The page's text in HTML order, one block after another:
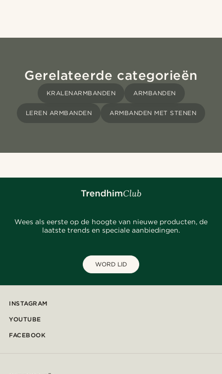
Gerelateerde categorieën
KRALENARMBANDEN ARMBANDEN
LEREN ARMBANDEN ARMBANDEN MET STENEN
Wees als eerste op de hoogte van nieuwe producten, de
laatste trends en speciale aanbiedingen.
WORD LID
INSTAGRAM
YOUTUBE
FACEBOOK